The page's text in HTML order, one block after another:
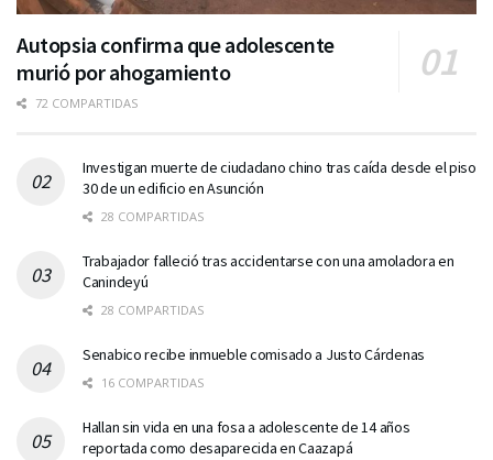
Autopsia confirma que adolescente
murió por ahogamiento
72 COMPARTIDAS
Investigan muerte de ciudadano chino tras caída desde el piso
30 de un edificio en Asunción
28 COMPARTIDAS
Trabajador falleció tras accidentarse con una amoladora en
Canindeyú
28 COMPARTIDAS
Senabico recibe inmueble comisado a Justo Cárdenas
16 COMPARTIDAS
Hallan sin vida en una fosa a adolescente de 14 años
reportada como desaparecida en Caazapá